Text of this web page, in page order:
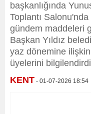
başkanlığında
Toplantı
gündem maddeleri
Başkan Yıldız
yaz dönemine
üyelerini
KENT - 01-07-2026 18:54